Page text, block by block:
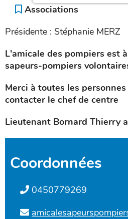
Associations
Présidente : Stéphanie MERZ
L'amicale des pompiers est
sapeurs-pompiers
Merci à toutes les
contacter le chef de centre
Lieutenant Bornard Thierry
Coordonnées
0450779269